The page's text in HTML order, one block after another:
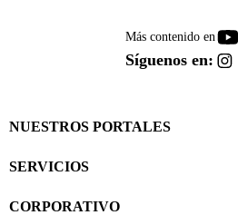
Más contenido en
Síguenos en:
NUESTROS PORTALES
SERVICIOS
CORPORATIVO